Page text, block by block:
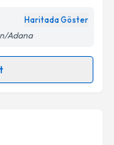
Aydınlatma
belirtilen
Haritada Göster
Adana
talebi
almanız için bir